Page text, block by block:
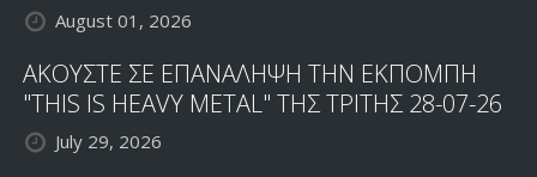
August 01, 2026
ΑΚΟΥΣΤΕ ΣΕ ΕΠΑΝΑΛΗΨΗ ΤΗΝ ΕΚΠΟΜΠΗ
"THIS IS HEAVY METAL" ΤΗΣ ΤΡΙΤΗΣ 28-07-26
July 29, 2026